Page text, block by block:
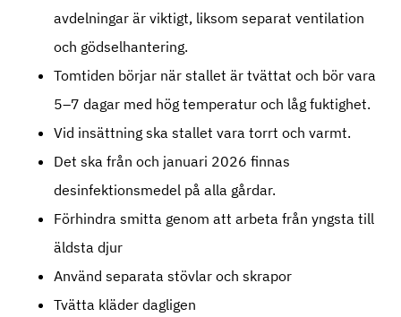
avdelningar är viktigt, liksom separat ventilation
och gödselhantering.
Tomtiden börjar när stallet är tvättat och bör vara
5–7 dagar med hög temperatur och låg fuktighet.
Vid insättning ska stallet vara torrt och varmt.
Det ska från och januari 2026 finnas
desinfektionsmedel på alla gårdar.
Förhindra smitta genom att arbeta från yngsta till
äldsta djur
Använd separata stövlar och skrapor
Tvätta kläder dagligen